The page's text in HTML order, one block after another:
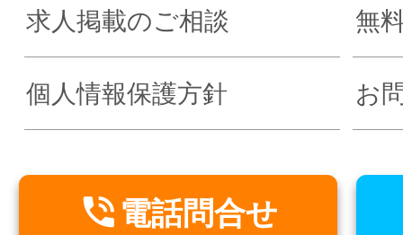
求人掲載のご相談 無
個人情報保護方針 お
 電話問合せ